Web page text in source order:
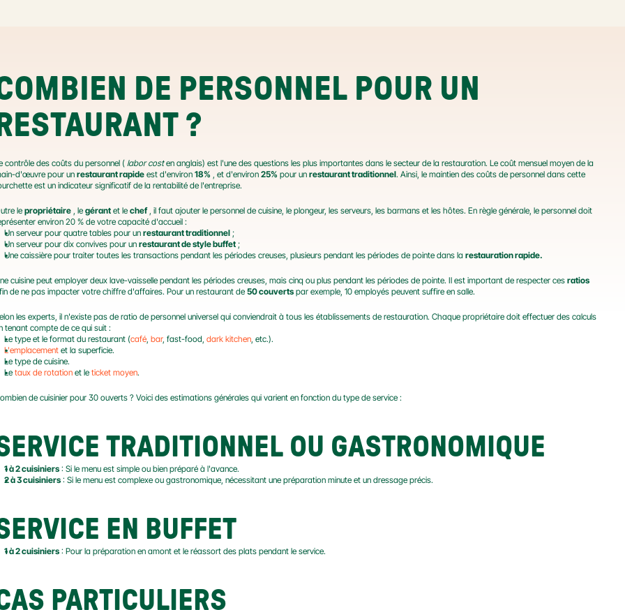
DE PERSONNEL POUR UN
?
contrôle des coûts du personnel ( labor cost en anglais) est l'une des questions les plus importantes dans le secteur de la restauration. Le coût mensuel moyen de la
d'œuvre pour un restaurant rapide est d'environ 18% , et d'environ 25% pour un restaurant traditionnel. Ainsi, le maintien des coûts de personnel dans cette
est un indicateur significatif de la rentabilité de l'entreprise.
le propriétaire , le gérant et le chef , il faut ajouter le personnel de cuisine, le plongeur, les serveurs, les barmans et les hôtes. En règle générale, le personnel doit
environ 20 % de votre capacité d'accueil :
Un serveur pour quatre tables pour un restaurant traditionnel ;
Un serveur pour dix convives pour un restaurant de style buffet ;
Une caissière pour traiter toutes les transactions pendant les périodes creuses, plusieurs pendant les périodes de pointe dans la restauration rapide.
cuisine peut employer deux lave-vaisselle pendant les périodes creuses, mais cinq ou plus pendant les périodes de pointe. Il est important de respecter ces ratios
de ne pas impacter votre chiffre d'affaires. Pour un restaurant de 50 couverts par exemple, 10 employés peuvent suffire en salle.
les experts, il n'existe pas de ratio de personnel universel qui conviendrait à tous les établissements de restauration. Chaque propriétaire doit effectuer des calculs
tenant compte de ce qui suit :
Le type et le format du restaurant (café, bar, fast-food, dark kitchen, etc.).
L'emplacement et la superficie.
Le type de cuisine.
Le taux de rotation et le ticket moyen.
de cuisinier pour 30 ouverts ? Voici des estimations générales qui varient en fonction du type de service :
TRADITIONNEL OU GASTRONOMIQUE
1 à 2 cuisiniers : Si le menu est simple ou bien préparé à l'avance.
2 à 3 cuisiniers : Si le menu est complexe ou gastronomique, nécessitant une préparation minute et un dressage précis.
EN BUFFET
1 à 2 cuisiniers : Pour la préparation en amont et le réassort des plats pendant le service.
PARTICULIERS